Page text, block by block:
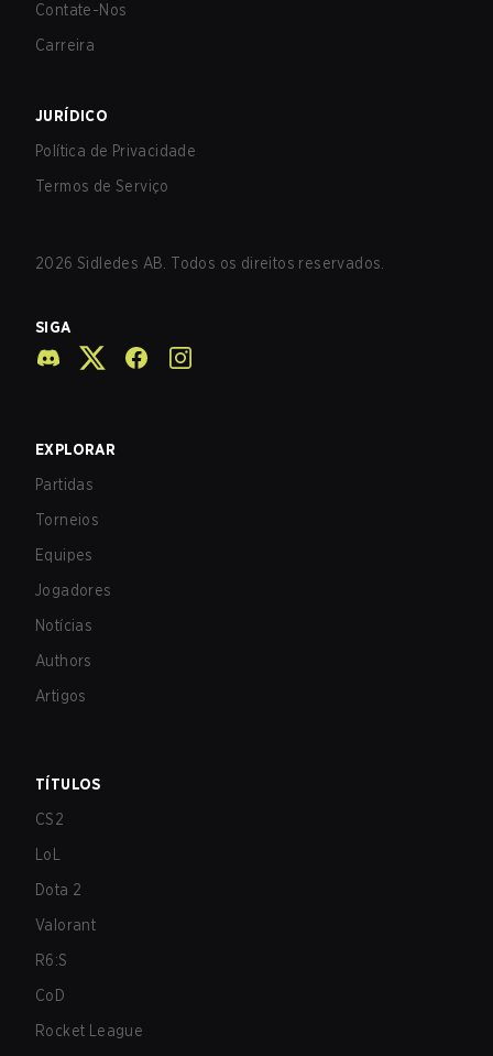
Contate-Nos
Carreira
JURÍDICO
Política de Privacidade
Termos de Serviço
2026 Sidledes AB. Todos os direitos reservados.
SIGA
EXPLORAR
Partidas
Torneios
Equipes
Jogadores
Notícias
Authors
Artigos
TÍTULOS
CS2
LoL
Dota 2
Valorant
R6:S
CoD
Rocket League